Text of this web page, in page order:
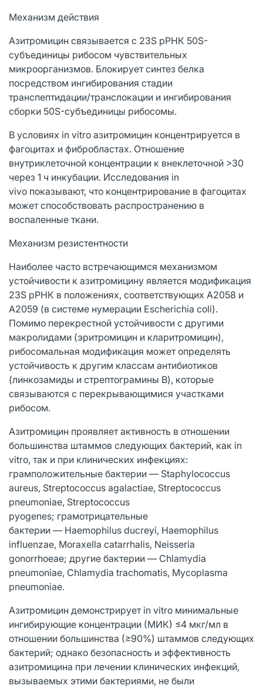
Механизм действия
Азитромицин связывается с 23S рРНК 50S-
субъединицы рибосом чувствительных
микроорганизмов. Блокирует синтез белка
посредством ингибирования стадии
транспептидации/транслокации и ингибирования
сборки 50S-субъединицы рибосомы.
В условиях in vitro азитромицин концентрируется в
фагоцитах и фибробластах. Отношение
внутриклеточной концентрации к внеклеточной >30
через 1 ч инкубации. Исследования in
vivo показывают, что концентрирование в фагоцитах
может способствовать распространению в
воспаленные ткани.
Механизм резистентности
Наиболее часто встречающимся механизмом
устойчивости к азитромицину является модификация
23S рРНК в положениях, соответствующих A2058 и
A2059 (в системе нумерации Escherichia coli).
Помимо перекрестной устойчивости с другими
макролидами (эритромицин и кларитромицин),
рибосомальная модификация может определять
устойчивость к другим классам антибиотиков
(линкозамиды и стрептограмины B), которые
связываются с перекрывающимися участками
рибосом.
Азитромицин проявляет активность в отношении
большинства штаммов следующих бактерий, как in
vitro, так и при клинических инфекциях:
грамположительные бактерии — Staphylococcus
aureus, Streptococcus agalactiae, Streptococcus
pneumoniae, Streptococcus
pyogenes; грамотрицательные
бактерии — Haemophilus ducreyi, Haemophilus
influenzae, Moraxella catarrhalis, Neisseria
gonorrhoeae; другие бактерии — Chlamydia
pneumoniae, Chlamydia trachomatis, Mycoplasma
pneumoniae.
Азитромицин демонстрирует in vitro минимальные
ингибирующие концентрации (МИК) ≤4 мкг/мл в
отношении большинства (≥90%) штаммов следующих
бактерий; однако безопасность и эффективность
азитромицина при лечении клинических инфекций,
вызываемых этими бактериями, не были